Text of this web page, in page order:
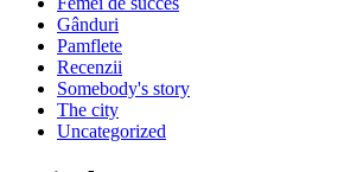
Gânduri
Pamflete
Recenzii
Somebody's story
The city
Uncategorized